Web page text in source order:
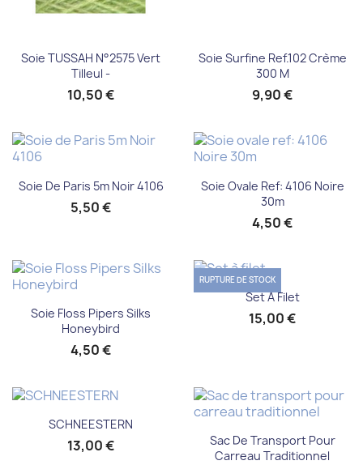
Soie TUSSAH N°2575 Vert
Tilleul -
10,50 €
Soie Surfine Ref.102 Crème
300 M
9,90 €
Soie De Paris 5m Noir 4106
5,50 €
Soie Ovale Ref: 4106 Noire
30m
4,50 €
Soie Floss Pipers Silks
Honeybird
4,50 €
Set À Filet
15,00 €
RUPTURE DE STOCK
SCHNEESTERN
13,00 €
Sac De Transport Pour
Carreau Traditionnel